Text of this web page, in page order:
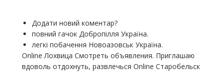
Додати новий коментар?
повний гачок Добропілля Україна.
легкі побачення Новоазовськ Україна.
Online Лохвица Смотреть объявления. Приглашаю
вдоволь отдохнуть, развлечься Online Старобельск